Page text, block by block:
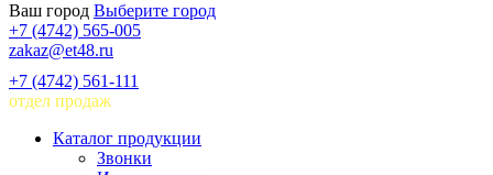
Ваш город Выберите город
+7 (4742) 565-005
zakaz@et48.ru
+7 (4742) 561-111
отдел продаж
Каталог продукции
Звонки